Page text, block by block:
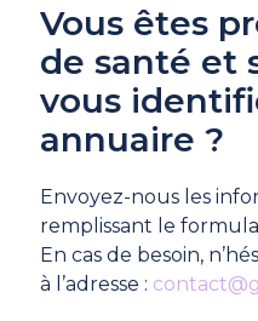
Vous êtes
de santé et
vous
annuaire ?
Envoyez-nous les
remplissant le
En cas de besoin,
à l’adresse :